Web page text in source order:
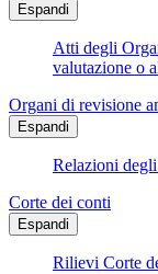
Espandi
Atti degli
valutazione o
Organi di revisione
Espandi
Relazioni
Corte dei conti
Espandi
Rilievi Corte